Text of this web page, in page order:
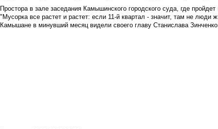
Простора в зале заседания Камышинского городского суда, где
"Мусорка все растет и растет: если 11-й квартал - значит, там не люди
Камышане в минувший месяц видели своего главу Станислава Зинченко